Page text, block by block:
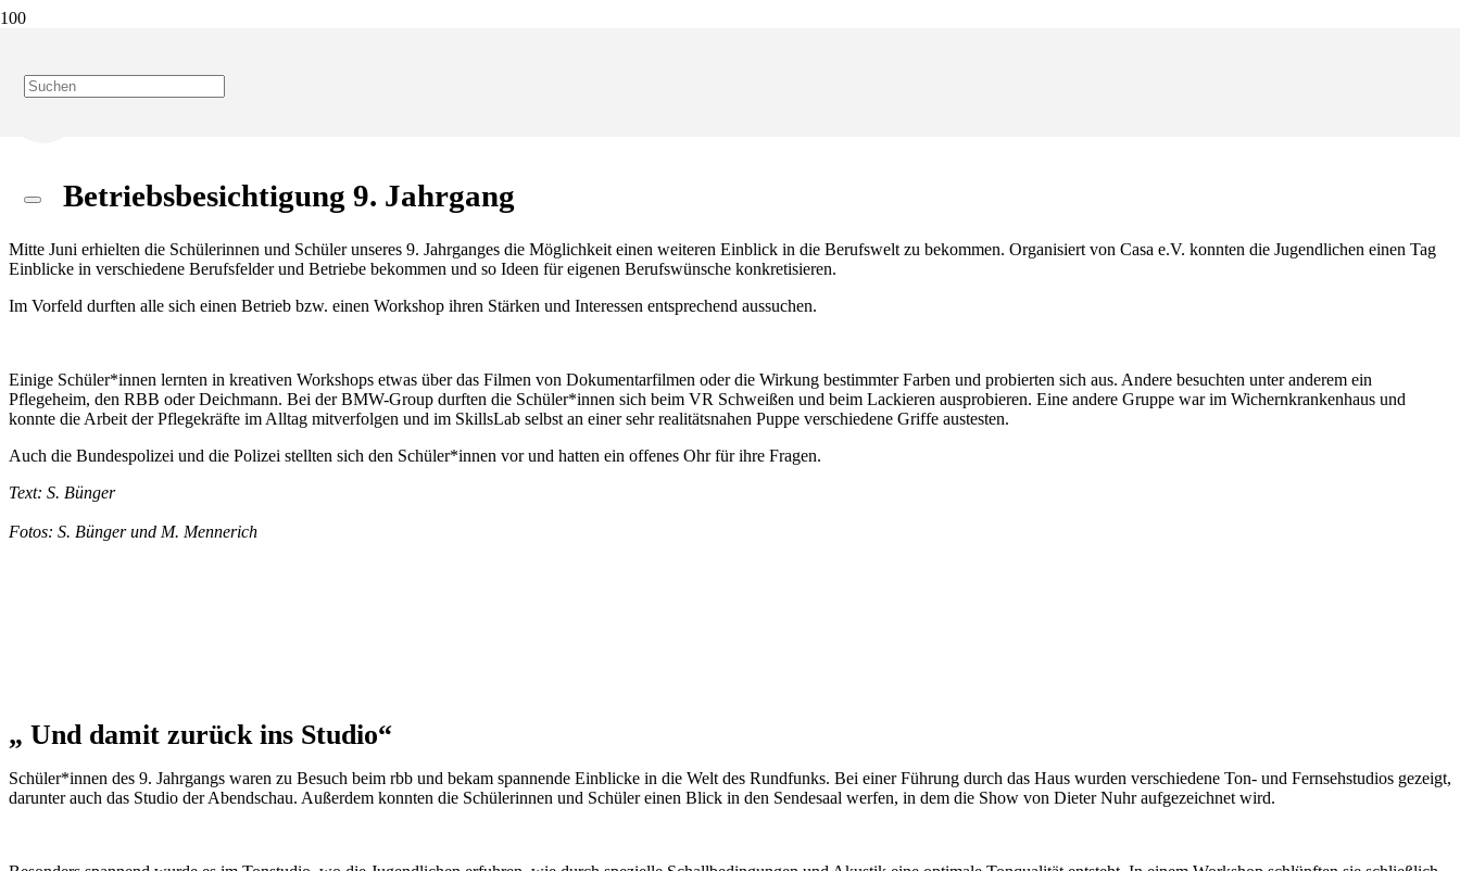
Betriebsbesichtigung 9. Jahrgang
Betriebsbesichtigung 9. Jahrgang
Mitte Juni erhielten die Schülerinnen und Schüler unseres 9. Jahrganges die Möglichkeit einen weiteren Einblick in die Berufswelt zu bekommen. Organisiert von Casa e.V. konnten die Jugendlichen einen Tag
Einblicke in verschiedene Berufsfelder und Betriebe bekommen und so Ideen für eigenen Berufswünsche konkretisieren.
Im Vorfeld durften alle sich einen Betrieb bzw. einen Workshop ihren Stärken und Interessen entsprechend aussuchen.
Einige Schüler*innen lernten in kreativen Workshops etwas über das Filmen von Dokumentarfilmen oder die Wirkung bestimmter Farben und probierten sich aus. Andere besuchten unter anderem ein
Pflegeheim, den RBB oder Deichmann. Bei der BMW-Group durften die Schüler*innen sich beim VR Schweißen und beim Lackieren ausprobieren. Eine andere Gruppe war im Wichernkrankenhaus und
konnte die Arbeit der Pflegekräfte im Alltag mitverfolgen und im SkillsLab selbst an einer sehr realitätsnahen Puppe verschiedene Griffe austesten.
Auch die Bundespolizei und die Polizei stellten sich den Schüler*innen vor und hatten ein offenes Ohr für ihre Fragen.
Text: S. Bünger
Fotos: S. Bünger und M. Mennerich
„ Und damit zurück ins Studio“
Schüler*innen des 9. Jahrgangs waren zu Besuch beim rbb und bekam spannende Einblicke in die Welt des Rundfunks. Bei einer Führung durch das Haus wurden verschiedene Ton- und Fernsehstudios gezeigt,
darunter auch das Studio der Abendschau. Außerdem konnten die Schülerinnen und Schüler einen Blick in den Sendesaal werfen, in dem die Show von Dieter Nuhr aufgezeichnet wird.